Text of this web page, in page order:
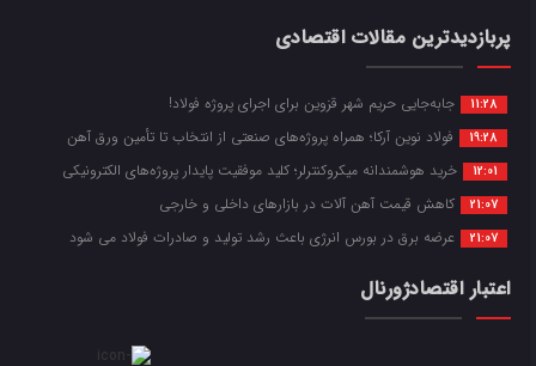
پربازدیدترین مقالات اقتصادی
11:28 جابه‌جایی حریم شهر قزوین برای اجرای پروژه فولاد!
19:28 فولاد نوین آرکا؛ همراه پروژه‌های صنعتی از انتخاب تا تأمین ورق آهن
12:01 خرید هوشمندانه میکروکنترلر؛ کلید موفقیت پایدار پروژه‌های الکترونیکی
21:07 کاهش قیمت آهن آلات در بازارهای داخلی و خارجی
21:07 عرضه برق در بورس انرژی باعث رشد تولید و صادرات فولاد می شود
اعتبار اقتصادژورنال